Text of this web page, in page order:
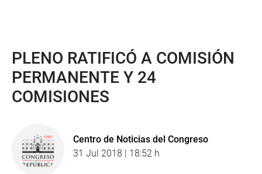
PLENO RATIFICÓ A COMISIÓN
PERMANENTE Y 24
COMISIONES
Centro de Noticias del Congreso
31 Jul 2018 | 18:52 h